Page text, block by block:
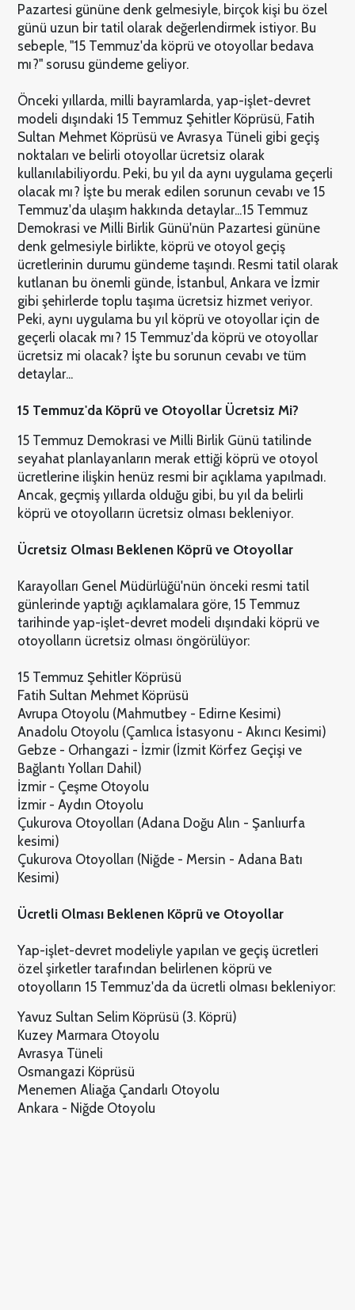
Pazartesi gününe denk gelmesiyle, birçok kişi bu özel
günü uzun bir tatil olarak değerlendirmek istiyor. Bu
sebeple, "15 Temmuz'da köprü ve otoyollar bedava
mı?" sorusu gündeme geliyor.
Önceki yıllarda, milli bayramlarda, yap-işlet-devret
modeli dışındaki 15 Temmuz Şehitler Köprüsü, Fatih
Sultan Mehmet Köprüsü ve Avrasya Tüneli gibi geçiş
noktaları ve belirli otoyollar ücretsiz olarak
kullanılabiliyordu. Peki, bu yıl da aynı uygulama geçerli
olacak mı? İşte bu merak edilen sorunun cevabı ve 15
Temmuz'da ulaşım hakkında detaylar...15 Temmuz
Demokrasi ve Milli Birlik Günü'nün Pazartesi gününe
denk gelmesiyle birlikte, köprü ve otoyol geçiş
ücretlerinin durumu gündeme taşındı. Resmi tatil olarak
kutlanan bu önemli günde, İstanbul, Ankara ve İzmir
gibi şehirlerde toplu taşıma ücretsiz hizmet veriyor.
Peki, aynı uygulama bu yıl köprü ve otoyollar için de
geçerli olacak mı? 15 Temmuz'da köprü ve otoyollar
ücretsiz mi olacak? İşte bu sorunun cevabı ve tüm
detaylar...
15 Temmuz'da Köprü ve Otoyollar Ücretsiz Mi?
15 Temmuz Demokrasi ve Milli Birlik Günü tatilinde
seyahat planlayanların merak ettiği köprü ve otoyol
ücretlerine ilişkin henüz resmi bir açıklama yapılmadı.
Ancak, geçmiş yıllarda olduğu gibi, bu yıl da belirli
köprü ve otoyolların ücretsiz olması bekleniyor.
Ücretsiz Olması Beklenen Köprü ve Otoyollar
Karayolları Genel Müdürlüğü'nün önceki resmi tatil
günlerinde yaptığı açıklamalara göre, 15 Temmuz
tarihinde yap-işlet-devret modeli dışındaki köprü ve
otoyolların ücretsiz olması öngörülüyor:
15 Temmuz Şehitler Köprüsü
Fatih Sultan Mehmet Köprüsü
Avrupa Otoyolu (Mahmutbey - Edirne Kesimi)
Anadolu Otoyolu (Çamlıca İstasyonu - Akıncı Kesimi)
Gebze - Orhangazi - İzmir (İzmit Körfez Geçişi ve
Bağlantı Yolları Dahil)
İzmir - Çeşme Otoyolu
İzmir - Aydın Otoyolu
Çukurova Otoyolları (Adana Doğu Alın - Şanlıurfa
kesimi)
Çukurova Otoyolları (Niğde - Mersin - Adana Batı
Kesimi)
Ücretli Olması Beklenen Köprü ve Otoyollar
Yap-işlet-devret modeliyle yapılan ve geçiş ücretleri
özel şirketler tarafından belirlenen köprü ve
otoyolların 15 Temmuz'da da ücretli olması bekleniyor:
Yavuz Sultan Selim Köprüsü (3. Köprü)
Kuzey Marmara Otoyolu
Avrasya Tüneli
Osmangazi Köprüsü
Menemen Aliağa Çandarlı Otoyolu
Ankara - Niğde Otoyolu